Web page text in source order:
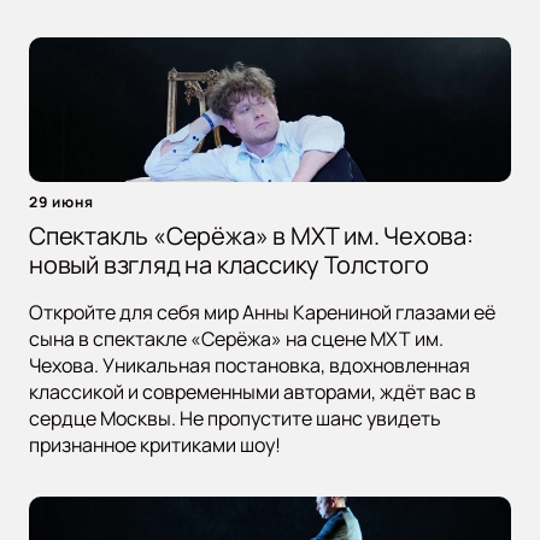
29 июня
Спектакль «Серёжа» в МХТ им. Чехова:
новый взгляд на классику Толстого
Откройте для себя мир Анны Карениной глазами её
сына в спектакле «Серёжа» на сцене МХТ им.
Чехова. Уникальная постановка, вдохновленная
классикой и современными авторами, ждёт вас в
сердце Москвы. Не пропустите шанс увидеть
признанное критиками шоу!